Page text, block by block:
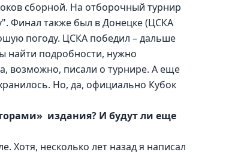
сборной. На отборочный турнир
Финал также был в Донецке (ЦСКА
погоду. ЦСКА победил – дальше
найти подробности, нужно
возможно, писали о турнире. А еще
Но, да, официально Кубок
издания? И будут ли еще
Хотя, несколько лет назад я написал